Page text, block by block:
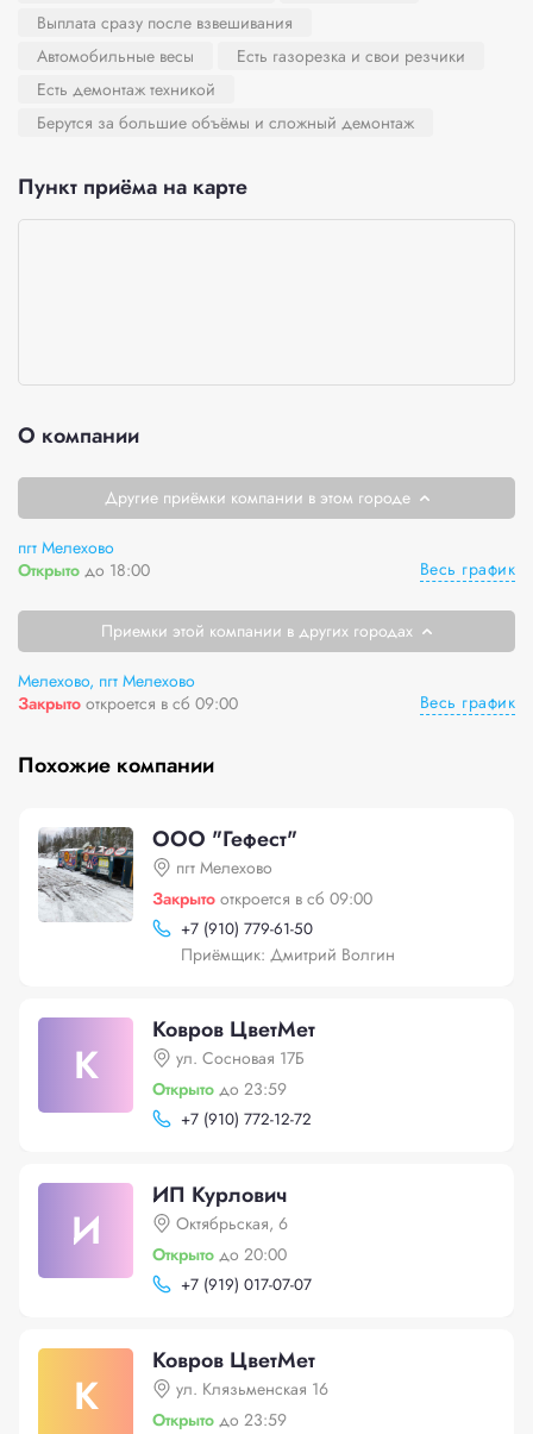
Выплата сразу после взвешивания
Автомобильные весы
Есть газорезка и свои резчики
Есть демонтаж техникой
Берутся за большие объёмы и сложный демонтаж
Пункт приёма на карте
О компании
Другие приёмки компании в этом городе
пгт Мелехово
Открыто до 18:00 Весь график
Приемки этой компании в других городах
Мелехово, пгт Мелехово
Закрыто откроется в сб 09:00 Весь график
Похожие компании
ООО "Гефест"
пгт Мелехово
Закрыто откроется в сб 09:00
+7 (910) 779-61-50
Приёмщик: Дмитрий Волгин
К
Ковров ЦветМет
ул. Сосновая 17Б
Открыто до 23:59
+7 (910) 772-12-72
И
ИП Курлович
Октябрьская, 6
Открыто до 20:00
+7 (919) 017-07-07
К
Ковров ЦветМет
ул. Клязьменская 16
Открыто до 23:59